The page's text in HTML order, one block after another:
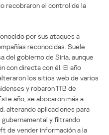
recobraron el control de la
por sus ataques a
reconocidas. Suele
del gobierno de Siria, aunque
con directa con él. El año
los sitios web de varios
y robaron 1TB de
año, se abocaron más a
alterando aplicaciones para
y filtrando
de vender información a la